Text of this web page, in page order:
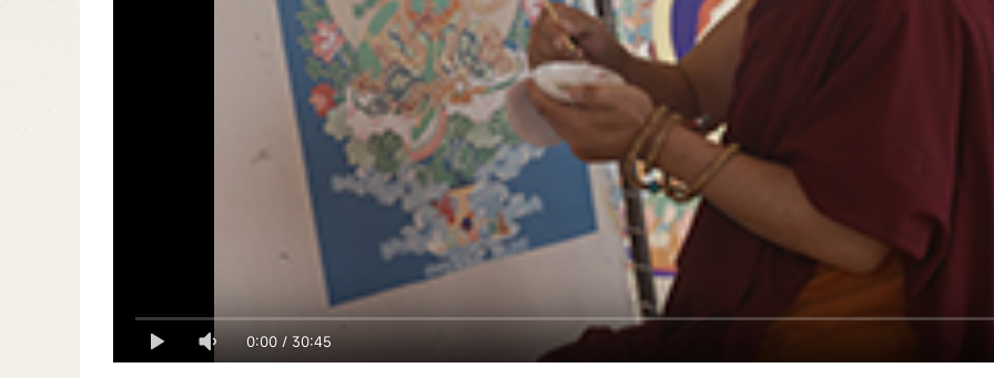
0:00 / 30:45